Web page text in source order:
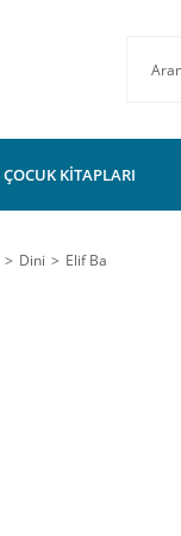
ÇOCUK KİTAPLARI
Dini Elif Ba